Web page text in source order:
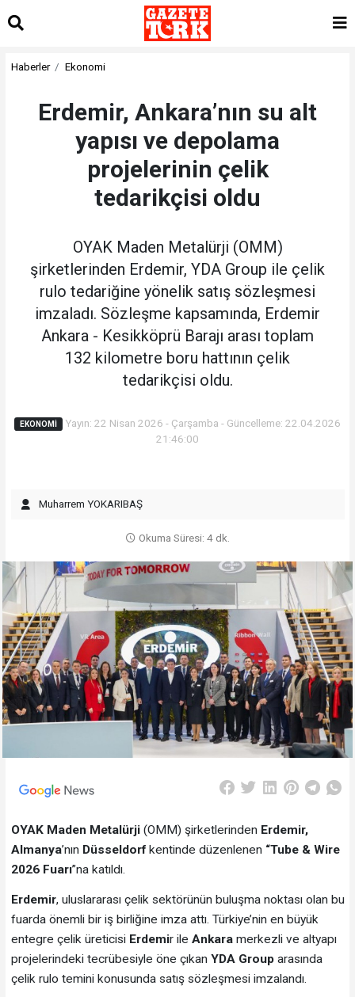
Haberler Ekonomi
Erdemir, Ankara’nın su alt
yapısı ve depolama
projelerinin çelik
tedarikçisi oldu
OYAK Maden Metalürji (OMM)
şirketlerinden Erdemir, YDA Group ile çelik
rulo tedariğine yönelik satış sözleşmesi
imzaladı. Sözleşme kapsamında, Erdemir
Ankara - Kesikköprü Barajı arası toplam
132 kilometre boru hattının çelik
tedarikçisi oldu.
EKONOMI Yayın: 22 Nisan 2026 - Çarşamba - Güncelleme: 22.04.2026
21:46:00
Muharrem YOKARIBAŞ
Okuma Süresi: 4 dk.
OYAK Maden Metalürji(OMM) şirketlerindenErdemir,
Almanya’nın Düsseldorfkentinde düzenlenen “Tube & Wire
2026 Fuarı”na katıldı.
Erdemir, uluslararası çelik sektörünün buluşma noktası olan bu
fuarda önemli bir iş birliğine imza attı. Türkiye’nin en büyük
entegre çelik üreticisi Erdemir ile Ankaramerkezli ve altyapı
projelerindeki tecrübesiyle öne çıkan YDA Grouparasında
çelik rulo temini konusunda satış sözleşmesi imzalandı.